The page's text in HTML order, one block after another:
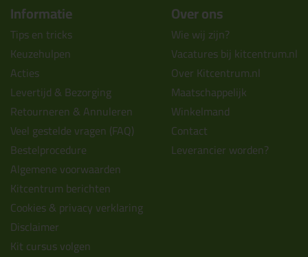
Informatie
Tips en tricks
Keuzehulpen
Acties
Levertijd & Bezorging
Retourneren & Annuleren
Veel gestelde vragen (FAQ)
Bestelprocedure
Algemene voorwaarden
Kitcentrum berichten
Cookies & privacy verklaring
Disclaimer
Kit cursus volgen
Over ons
Wie wij zijn?
Vacatures bij kitcentrum.nl
Over Kitcentrum.nl
Maatschappelijk
Winkelmand
Contact
Leverancier worden?